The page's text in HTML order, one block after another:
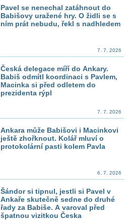
Pavel se nenechal zatáhnout do
Babišovy uražené hry. O židli se s
ním prát nebudu, řekl s nadhledem
7. 7. 2026
Česká delegace míří do Ankary.
Babiš odmítl koordinaci s Pavlem,
Macinka si před odletem do
prezidenta rýpl
7. 7. 2026
Ankara může Babišovi i Macinkovi
ještě zhořknout. Kolář mluví o
protokolární pasti kolem Pavla
6. 7. 2026
Šándor si tipnul, jestli si Pavel v
Ankaře skutečně sedne do druhé
řady za Babiše. A varoval před
špatnou vizitkou Česka